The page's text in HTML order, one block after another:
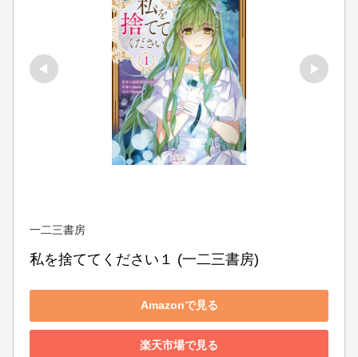
一二三書房
私を捨ててください１ (一二三書房)
Amazonで見る
楽天市場で見る